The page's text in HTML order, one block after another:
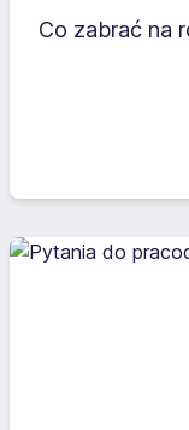
Co zabrać na